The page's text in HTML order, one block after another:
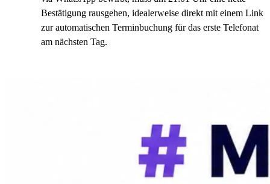
Bestätigung rausgehen, idealerweise direkt mit einem Link
zur automatischen Terminbuchung für das erste Telefonat
am nächsten Tag.